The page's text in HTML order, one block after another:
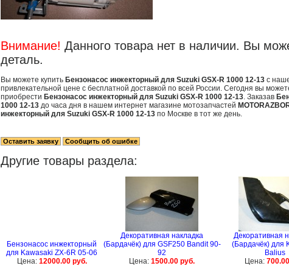
Внимание! Данного товара нет в наличии. Вы
деталь.
Вы можете купить Бензонасос инжекторный для Suzuki GSX-R 1000 12-13 с
привлекательной цене с бесплатной доставкой по всей России. Сегодня вы
приобрести Бензонасос инжекторный для Suzuki GSX-R 1000 12-13. Заказав
1000 12-13 до часа дня в нашем интернет магазине мотозапчастей
инжекторный для Suzuki GSX-R 1000 12-13 по Москве в тот же день.
Другие товары раздела:
Бензонасос инжекторный
для Kawasaki ZX-6R 05-06
Цена: 12000.00 руб.
Декоративная накладка
(Бардачёк) для GSF250 Bandit 90-
92
Цена: 1500.00 руб.
Декоративная
(Бардачёк) для
Balius
Цена: